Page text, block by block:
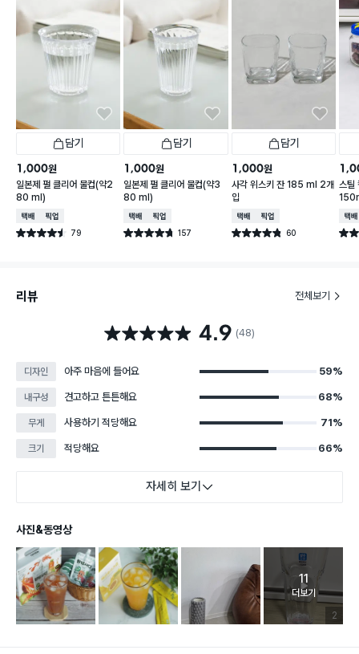
담기
1,000원
일본제 펄 클리어 물컵(약2
80 ml)
택배배송매장픽업
별점 4.5점 79
건 작성
담기
1,000원
일본제 펄 클리어 물컵(약3
80 ml)
택배배송매장픽업
별점 4.7점 157
건 작성
담기
1,000원
사각 위스키 잔 185 ml 2개
입
택배배송매장픽업
별점 4.8점 60
건 작성
스틸
택배
별점
리뷰 전체보기
별점 4.9점 4.9 (48)
디자인 아주 마음에 들어요 59%
내구성 견고하고 튼튼해요 68%
무게 사용하기 적당해요 71%
크기 적당해요 66%
자세히 보기
사진&동영상
리뷰 이
2
고객 리뷰
11
더보기